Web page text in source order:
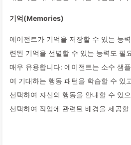
기억(Memories)
에이전트가 기억을 저장할 수 있는 능
련된 기억을 선별할 수 있는 능력도 필
매우 유용합니다: 에이전트는 소수 샘
여 기대하는 행동 패턴을 학습할 수 있
선택하여 자신의 행동을 안내할 수 있
선택하여 작업에 관련된 배경을 제공